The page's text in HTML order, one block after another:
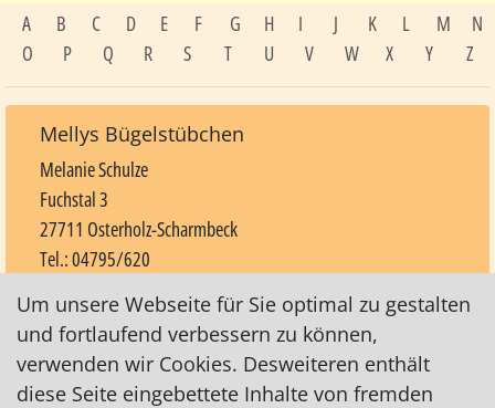
A B C D E F G H I J K L M
N
O
P Q R S T U V W X Y Z
Mellys Bügelstübchen
Melanie Schulze
Fuchstal 3
27711 Osterholz-Scharmbeck
Tel.: 04795/620
melanie.schulze454@gmail.com
auf Facebook
auf Instagram
Um unsere Webseite für Sie optimal zu gestalten
und fortlaufend verbessern zu können,
verwenden wir Cookies. Desweiteren enthält
diese Seite eingebettete Inhalte von fremden